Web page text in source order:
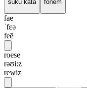
suku kata fonem
fae
ˈfɛə
feē
roese
rəʊi:z
rewiz